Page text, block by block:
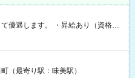
優遇します。 ・昇給あり（資格取
・交通費全額支給（規定あり） ・日
あり） ・早く勤務が終わっても日
） ・紹介手当制度あり（最大
（最寄り駅：味美駅）